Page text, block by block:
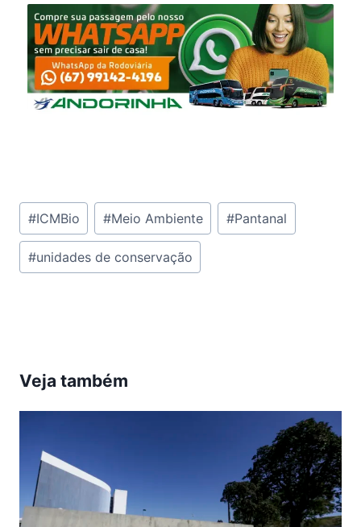
Tags
do
Post:
#ICMBio #Meio Ambiente #Pantanal
#unidades de conservação
Veja também